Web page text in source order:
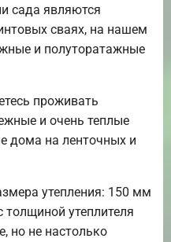
сада являются
сваях, на нашем
и полуторатажные
проживать
и очень теплые
дома на ленточных и
утепления: 150 мм
утеплителя
но не настолько